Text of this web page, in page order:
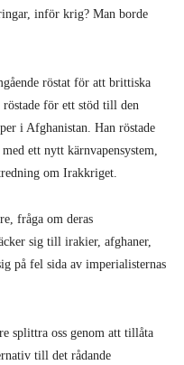
inför krig? Man borde
röstat för att brittiska
för ett stöd till den
i Afghanistan. Han röstade
ett nytt kärnvapensystem,
om Irakkriget.
fråga om deras
sig till irakier, afghaner,
på fel sida av imperialisternas
splittra oss genom att tillåta
till det rådande